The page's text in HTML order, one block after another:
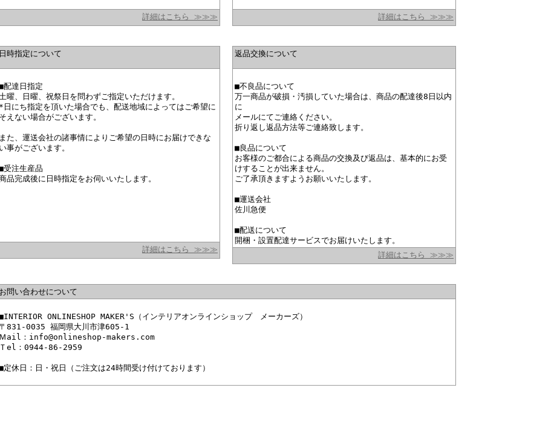
詳細はこちら ≫≫≫ 詳細はこちら ≫≫≫
日時指定について
配達日指定
曜、日曜、祝祭日を問わずご指定いただけます。
*日にち指定を頂いた場合でも、配送地域によってはご希望に
そえない場合がございます。
また、運送会社の諸事情によりご希望の日時にお届けできな
い事がございます。
受注生産品
品完成後に日時指定をお伺いいたします。
詳細はこちら ≫≫≫
返品交換について
■不良品について
万一商品が破損・汚損していた場合は、商品の配達後8日以内
に
メールにてご連絡ください。
折り返し返品方法等ご連絡致します。
■良品について
お客様のご都合による商品の交換及び返品は、基本的にお受
けすることが出来ません。
ご了承頂きますようお願いいたします。
■運送会社
佐川急便
■配送について
開梱・設置配達サービスでお届けいたします。
詳細はこちら ≫≫≫
お問い合わせについて
ONLINESHOP MAKER'S（インテリアオンラインショップ メーカーズ）
831-0035 福岡県大川市津605-1
Ｍail：info@onlineshop-makers.com
Ｔel：0944-86-2959
定休日：日・祝日（ご注文は24時間受け付けております）